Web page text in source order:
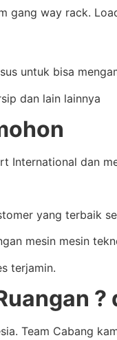
gang way rack.
untuk bisa
dan lain lainnya
International dan
yang terbaik
mesin mesin
terjamin.
?
Team Cabang